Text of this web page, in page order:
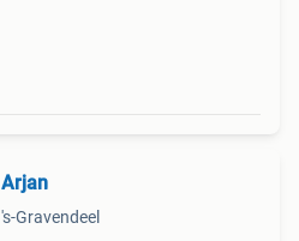
Arjan
's-Gravendeel